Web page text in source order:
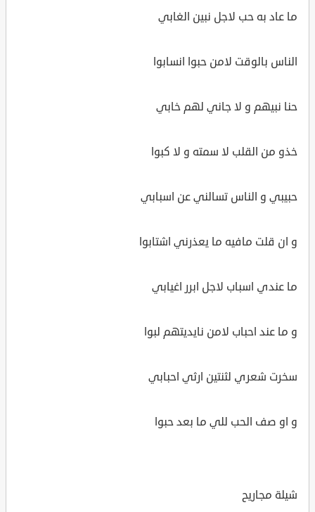
ما عاد به حب لاجل نبين الغابي
الناس بالوقت لامن حبوا انسابوا
حنا نبيهم و لا جاني لهم خابي
خذو من القلب لا سمته و لا كبوا
حبيبي و الناس تسالني عن اسبابي
و ان قلت مافيه ما يعذرني اشتابوا
ما عندي اسباب لاجل ابرر اغيابي
و ما عند احباب لامن نايديتهم لبوا
سخرت شعري لثنتين ارثي احبابي
و او صف الحب للي ما بعد حبوا
شيلة مجاريح